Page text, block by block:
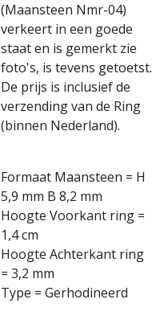
(Maansteen Nmr-04)
verkeert in een goede
staat en is gemerkt zie
foto's, is tevens getoetst.
De prijs is inclusief de
verzending van de Ring
(binnen Nederland).
Formaat Maansteen = H
5,9 mm B 8,2 mm
Hoogte Voorkant ring =
1,4 cm
Hoogte Achterkant ring
= 3,2 mm
Type = Gerhodineerd